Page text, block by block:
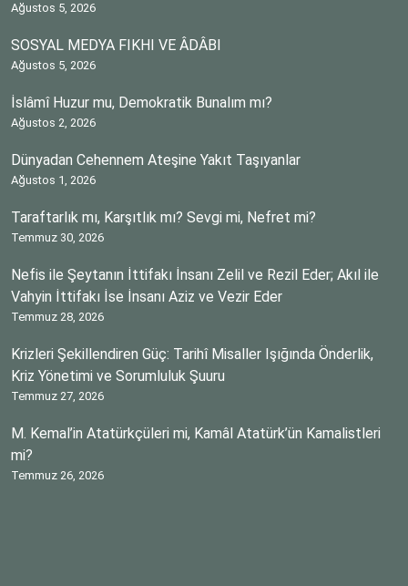
Ağustos 5, 2026
SOSYAL MEDYA FIKHI VE ÂDÂBI
Ağustos 5, 2026
İslâmî Huzur mu, Demokratik Bunalım mı?
Ağustos 2, 2026
Dünyadan Cehennem Ateşine Yakıt Taşıyanlar
Ağustos 1, 2026
Taraftarlık mı, Karşıtlık mı? Sevgi mi, Nefret mi?
Temmuz 30, 2026
Nefis ile Şeytanın İttifakı İnsanı Zelil ve Rezil Eder; Akıl ile
Vahyin İttifakı İse İnsanı Aziz ve Vezir Eder
Temmuz 28, 2026
Krizleri Şekillendiren Güç: Tarihî Misaller Işığında Önderlik,
Kriz Yönetimi ve Sorumluluk Şuuru
Temmuz 27, 2026
M. Kemal’in Atatürkçüleri mi, Kamâl Atatürk’ün Kamalistleri
mi?
Temmuz 26, 2026